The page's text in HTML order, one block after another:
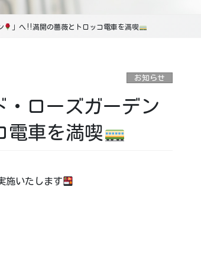
」へ‼満開の薔薇とトロッコ電車を満喫
お知らせ
・ローズガーデン
電車を満喫
施いたします